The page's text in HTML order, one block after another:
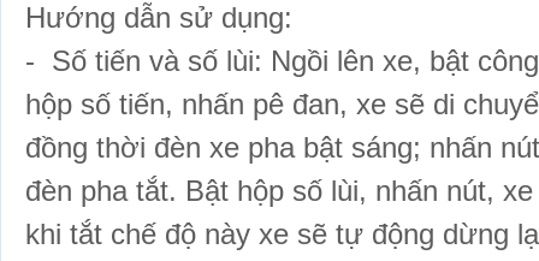
Hướng dẫn sử dụng:
- Số tiến và số lùi: Ngồi lên xe, bật
hộp số tiến, nhấn pê đan, xe sẽ di
đồng thời đèn xe pha bật sáng; nhấn
đèn pha tắt. Bật hộp số lùi, nhấn nút,
khi tắt chế độ này xe sẽ tự động dừng